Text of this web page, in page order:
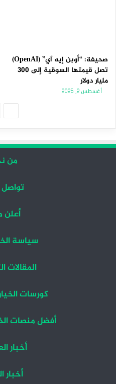
صحيفة: “أوبن إيه آي” (OpenAI)
تصل قيمتها السوقية إلى 300
مليار دولار
أغسطس 2, 2025
من
تواصل
أعلن
سياسة
المقالات
كورسات
أفضل منصات
أخبار
أخبار